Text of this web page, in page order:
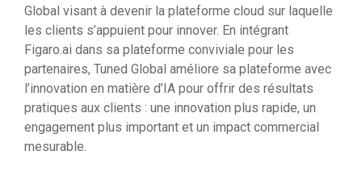
Global visant à devenir la plateforme cloud sur laquelle
les clients s’appuient pour innover. En intégrant
Figaro.ai dans sa plateforme conviviale pour les
partenaires, Tuned Global améliore sa plateforme avec
l’innovation en matière d’IA pour offrir des résultats
pratiques aux clients : une innovation plus rapide, un
engagement plus important et un impact commercial
mesurable.